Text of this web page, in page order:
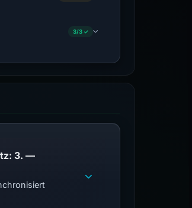
3/3 ✓
PhishDestroy listet diese Domain auf; Übereinstimmungen der öffentlichen Blockliste im überwachten Satz: 3. —